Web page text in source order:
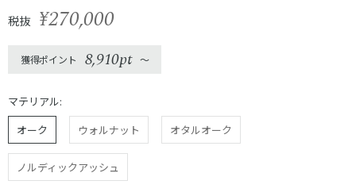
税抜 ¥270,000
獲得ポイント 8,910pt 〜
マテリアル:
オーク
ウォルナット オタルオーク
ノルディックアッシュ